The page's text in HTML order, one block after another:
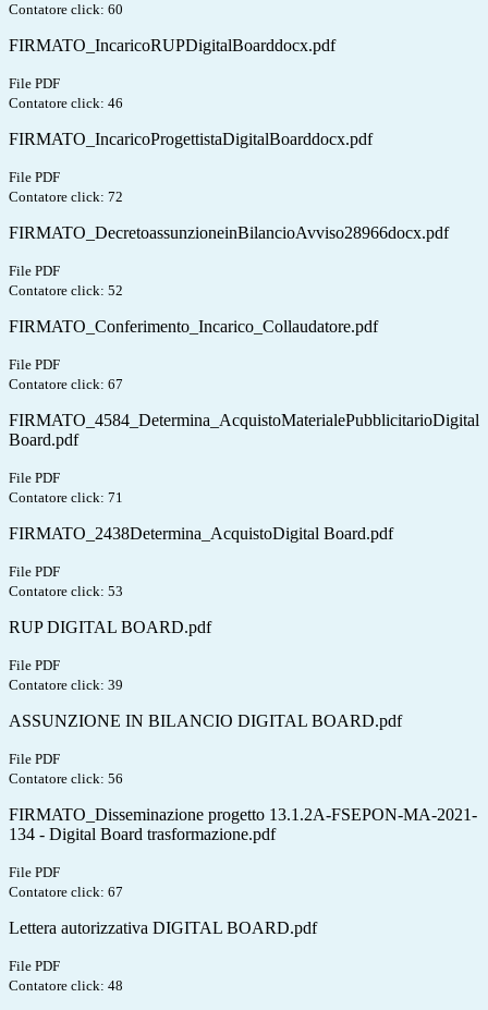
Contatore click: 60
FIRMATO_IncaricoRUPDigitalBoarddocx.pdf
File PDF
Contatore click: 46
FIRMATO_IncaricoProgettistaDigitalBoarddocx.pdf
File PDF
Contatore click: 72
FIRMATO_DecretoassunzioneinBilancioAvviso28966docx.pdf
File PDF
Contatore click: 52
FIRMATO_Conferimento_Incarico_Collaudatore.pdf
File PDF
Contatore click: 67
FIRMATO_4584_Determina_AcquistoMaterialePubblicitarioDigital
Board.pdf
File PDF
Contatore click: 71
FIRMATO_2438Determina_AcquistoDigital Board.pdf
File PDF
Contatore click: 53
RUP DIGITAL BOARD.pdf
File PDF
Contatore click: 39
ASSUNZIONE IN BILANCIO DIGITAL BOARD.pdf
File PDF
Contatore click: 56
FIRMATO_Disseminazione progetto 13.1.2A-FSEPON-MA-2021-
134 - Digital Board trasformazione.pdf
File PDF
Contatore click: 67
Lettera autorizzativa DIGITAL BOARD.pdf
File PDF
Contatore click: 48